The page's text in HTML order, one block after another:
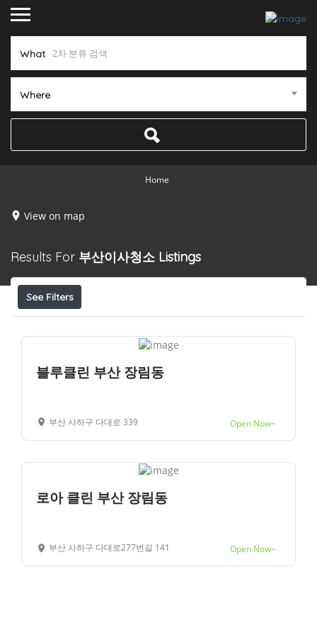
What
Where
Home
View on map
Results For 부산이사청소 Listings
See Filters
블루클린 부산 장림동
부산 사하구 다대로 339 Open Now~
로아 클린 부산 장림동
부산 사하구 다대로277번길 141 Open Now~